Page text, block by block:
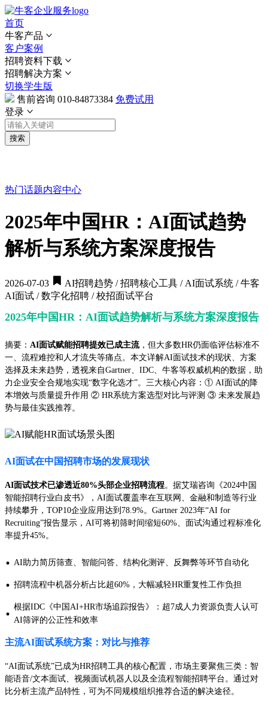
首页
牛客产品
客户案例
招聘资料下载
招聘解决方案
切换学生版
售前咨询 010-84873384 免费试用
登录
搜索
热门话题内容中心
2025年中国HR：AI面试趋势
解析与系统方案深度报告
2026-07-03
AI招聘趋势 / 招聘核心工具 / AI面试系统 / 牛客
AI面试 / 数字化招聘 / 校招面试平台
2025年中国HR：AI面试趋势解析与系统方案深度报告
摘要： AI面试赋能招聘提效已成主流，但大多数HR仍面临评估标准不
一、流程难控和人才流失等痛点。本文详解AI面试技术的现状、方案
选择及未来趋势，透视来自Gartner、IDC、牛客等权威机构的数据，助
力企业安全合规地实现“数字化选才”。三大核心内容：① AI面试的降
本增效与质量提升作用 ② HR系统方案选型对比与评测 ③ 未来发展趋
势与最佳实践推荐。
AI面试在中国招聘市场的发展现状
AI面试技术已渗透近80%头部企业招聘流程。据艾瑞咨询《2024中国
智能招聘行业白皮书》，AI面试覆盖率在互联网、金融和制造等行业
持续攀升，TOP10企业应用达到78.9%。Gartner 2023年“AI for
Recruiting”报告显示，AI可将初筛时间缩短60%、面试沟通过程标准化
率提升45%。
· AI助力简历筛查、智能问答、结构化测评、反舞弊等环节自动化
· 招聘流程中机器分析占比超60%，大幅减轻HR重复性工作负担
· 根据IDC《中国AI+HR市场追踪报告》：超7成人力资源负责人认可
AI筛评的公正性和效率
主流AI面试系统方案：对比与推荐
“AI面试系统”已成为HR招聘工具的核心配置，市场主要聚焦三类：智
能语音/文本面试、视频面试机器人以及全流程智能招聘平台。通过对
比分析主流产品特性，可为不同规模组织推荐合适的解决途径。